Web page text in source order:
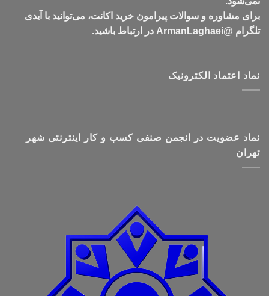
برای مشاوره و سوالات پیرامون خرید اکانت، می‌توانید با آیدی
تلگرام @ArmanLaghaei در ارتباط باشید.
نماد اعتماد الکترونیک
نماد عضویت در انجمن صنفی کسب و کار اینترنتی شهر
تهران